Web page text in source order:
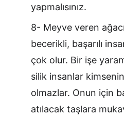
yapmalısınız.
8- Meyve veren
becerikli, başarılı
çok olur. Bir işe
silik insanlar
olmazlar. Onun için
atılacak taşlara